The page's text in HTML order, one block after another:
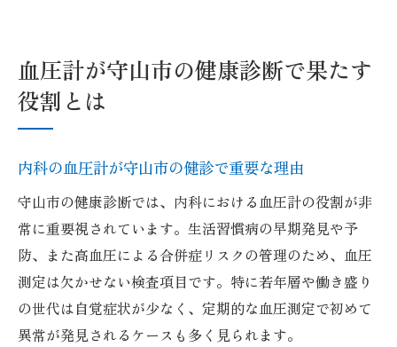
血圧計が守山市の健康診断で果たす
役割とは
内科の血圧計が守山市の健診で重要な理由
守山市の健康診断では、内科における血圧計の役割が非
常に重要視されています。生活習慣病の早期発見や予
防、また高血圧による合併症リスクの管理のため、血圧
測定は欠かせない検査項目です。特に若年層や働き盛り
の世代は自覚症状が少なく、定期的な血圧測定で初めて
異常が発見されるケースも多く見られます。